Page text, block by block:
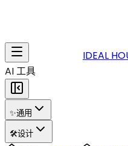
IDEAL
AI 工具
✨通用
🛠️设计